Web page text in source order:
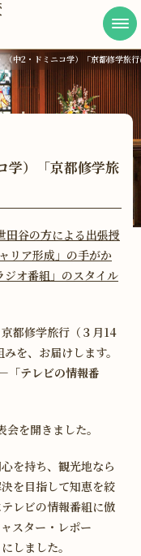
ドミニコNavi受験生の方へ
（中2・ドミニコ学）「京都修学旅
学）「京都修学旅
田谷の方による出張授
リア形成」の手がか
ジオ番組」のスタイル
都修学旅行（３月14
を、お届けします。
「テレビの情報番
を開きました。
を持ち、観光地なら
を目指して知恵を絞
レビの情報番組に倣
スター・レポー
しました。